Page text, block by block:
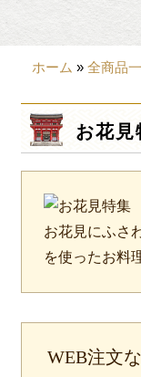
価格から選ぶ
~999円
2,000~2,999円
3,000~3999円
4,000~7999円
食材から選ぶ
ホーム »全商品
お花見
お花見にふさ
を使ったお料
WEB注文
トが貯ま
次回より